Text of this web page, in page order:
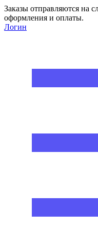
Заказы отправляются на
оформления и оплаты.
Логин